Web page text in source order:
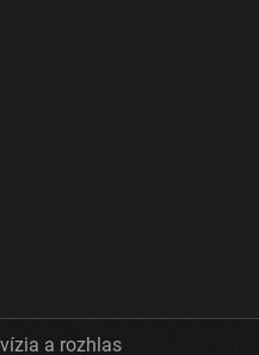
a rozhlas